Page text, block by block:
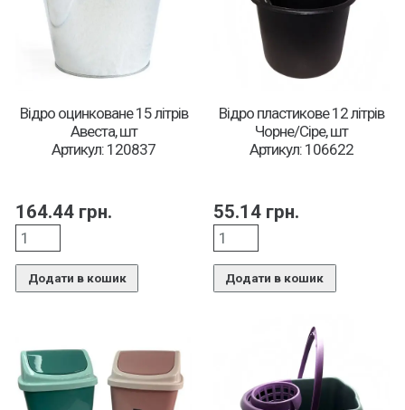
Відро оцинковане 15 літрів
Авеста, шт
Артикул: 120837
164.44 грн.
Додати в кошик
Відро пластикове 12 літрів
Чорне/Сіре, шт
Артикул: 106622
55.14 грн.
Додати в кошик